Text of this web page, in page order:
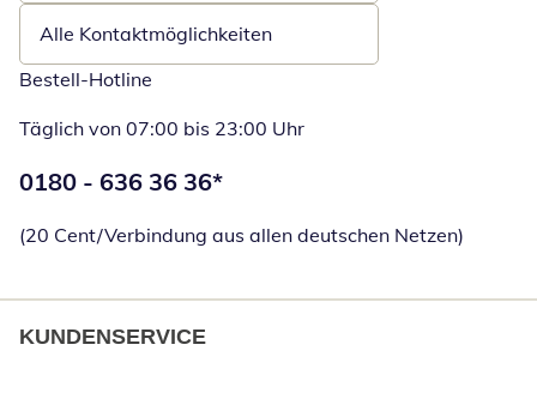
Alle Kontaktmöglichkeiten
Bestell-Hotline
Täglich von 07:00 bis 23:00 Uhr
Telefonnummer:
0180 - 636 36 36*
(20 Cent/Verbindung aus allen deutschen Netzen)
KUNDENSERVICE